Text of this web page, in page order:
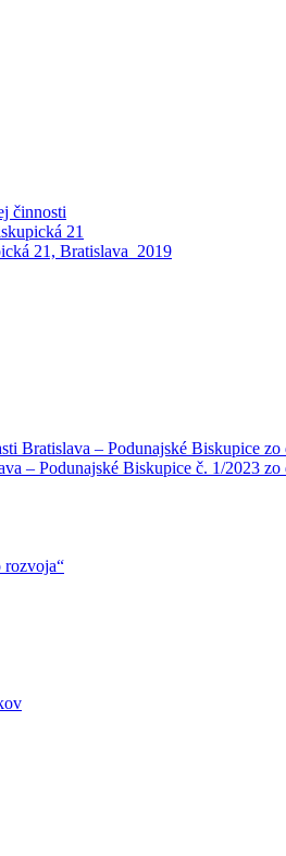
činnosti
21
21, Bratislava_2019
Bratislava – Podunajské Biskupice zo
– Podunajské Biskupice č. 1/2023
rozvoja“